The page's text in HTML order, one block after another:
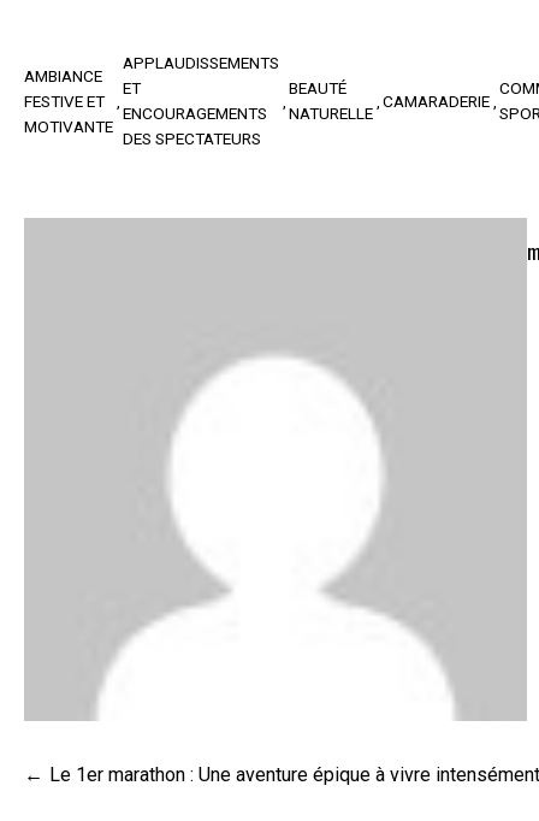
AMBIANCE
FESTIVE ET
MOTIVANTE
APPLAUDISSEMENTS
ET
ENCOURAGEMENTS
DES SPECTATEURS
BEAUTÉ
NATURELLE
CAMARADERIE
Navigation
Le 1er marathon : Une aventure épique à vivre